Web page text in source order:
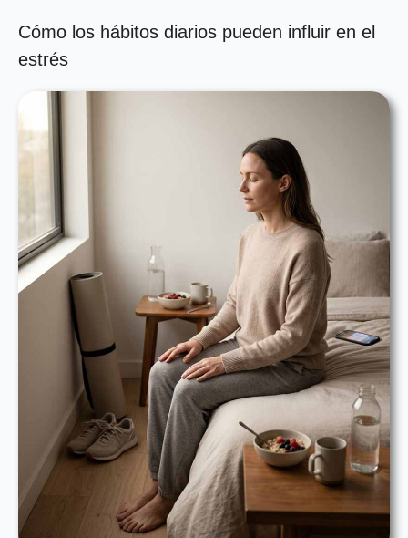
Cómo los hábitos diarios pueden influir en el
estrés